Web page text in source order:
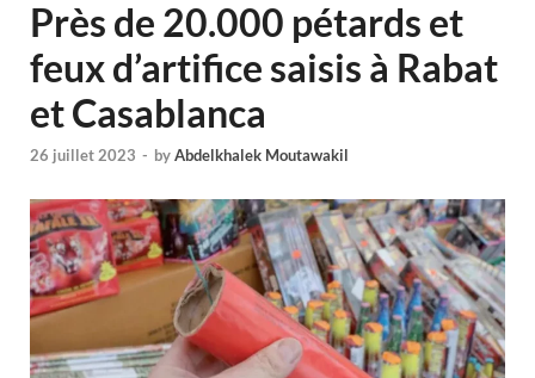
Près de 20.000 pétards et
feux d’artifice saisis à Rabat
et Casablanca
26 juillet 2023 - byAbdelkhalek Moutawakil